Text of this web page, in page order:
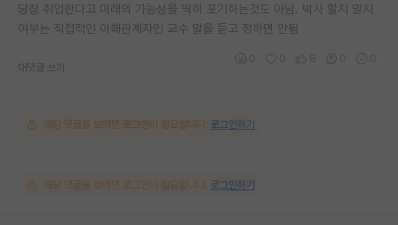
당장 취업한다고 미래의 가능성을 딱히 포기하는것도 아님. 박사 할지 말지
여부는 직접적인 이해관계자인 교수 말을 듣고 정하면 안됨
대댓글 쓰기
해당 댓글을 보려면 로그인이 필요합니다. 로그인하기
해당 댓글을 보려면 로그인이 필요합니다. 로그인하기